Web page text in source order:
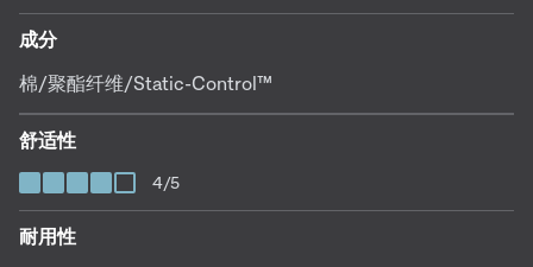
成分
棉/聚酯纤维/Static-Control™
舒适性
4/5
耐用性